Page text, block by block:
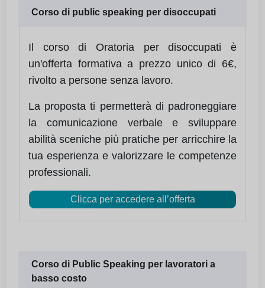
Corso di public speaking per disoccupati
Il corso di Oratoria per disoccupati è
un'offerta formativa a prezzo unico di 6€,
rivolto a persone senza lavoro.
La proposta ti permetterà di padroneggiare
la comunicazione verbale e sviluppare
abilità sceniche più pratiche per arricchire la
tua esperienza e valorizzare le competenze
professionali.
Clicca per accedere all’offerta
Corso di Public Speaking per lavoratori a
basso costo